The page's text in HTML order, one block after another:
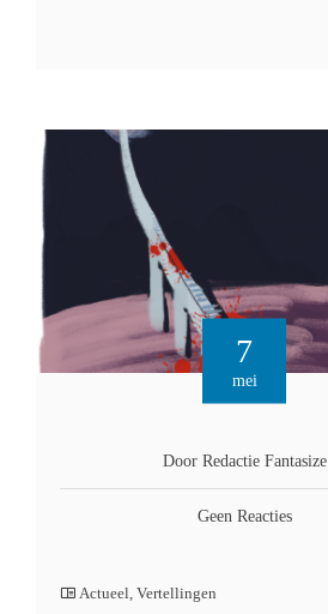
7
mei
Door Redactie Fantasize
Geen Reacties
Actueel, Vertellingen